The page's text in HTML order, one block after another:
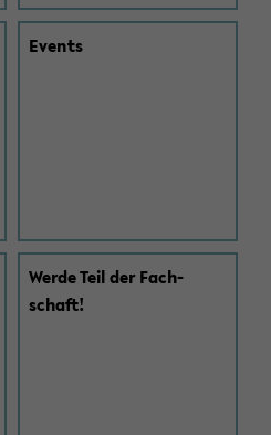
Events
Werde Teil der Fach­
schaft!